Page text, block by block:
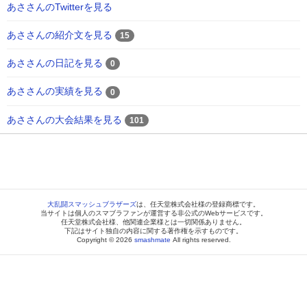
あささんのTwitterを見る
あささんの紹介文を見る 15
あささんの日記を見る 0
あささんの実績を見る 0
あささんの大会結果を見る 101
大乱闘スマッシュブラザーズは、任天堂株式会社様の登録商標です。
当サイトは個人のスマブラファンが運営する非公式のWebサービスです。
任天堂株式会社様、他関連企業様とは一切関係ありません。
下記はサイト独自の内容に関する著作権を示すものです。
Copyright © 2026 smashmate All rights reserved.